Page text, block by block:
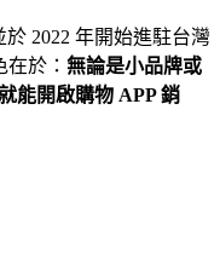
於 2022 年開始進駐台灣
在於： 無論是小品牌或
能開啟購物 APP 銷